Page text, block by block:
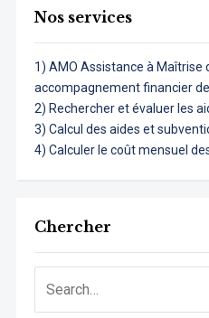
Nos services
1) AMO Assistance à Maîtrise
accompagnement financier
2) Rechercher et évaluer les
3) Calcul des aides et
4) Calculer le coût mensuel
Chercher